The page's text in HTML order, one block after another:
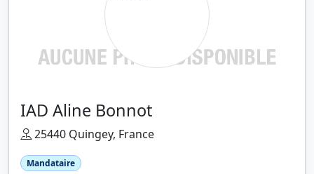
IAD Aline Bonnot
25440 Quingey, France
Mandataire